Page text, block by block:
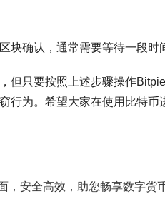
块确认，通常需要等待一段
但只要按照上述步骤操作
行为。希望大家在使用比特
，安全高效，助您畅享数字货